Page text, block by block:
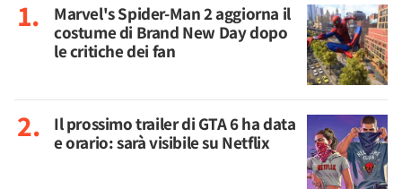
Marvel's Spider-Man 2 aggiorna il
costume di Brand New Day dopo
le critiche dei fan
Il prossimo trailer di GTA 6 ha data
e orario: sarà visibile su Netflix